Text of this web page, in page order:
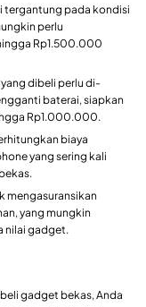
tergantung pada kondisi
perlu
Rp1.500.000
dibeli perlu di-
baterai, siapkan
Rp1.000.000.
biaya
yang sering kali
mengasuransikan
yang mungkin
nilai gadget.
gadget bekas, Anda